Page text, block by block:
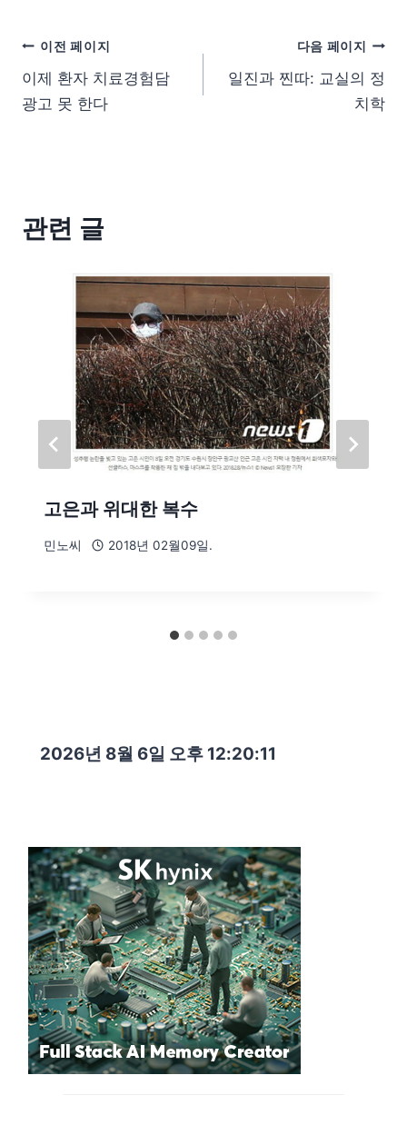
이전 페이지
이제 환자 치료경험담
광고 못 한다
다음 페이지
일진과 찐따: 교실의 정
치학
관련 글
고은과 위대한 복수
민노씨 2018년 02월09일.
2026년 8월 6일 오후 12:20:13